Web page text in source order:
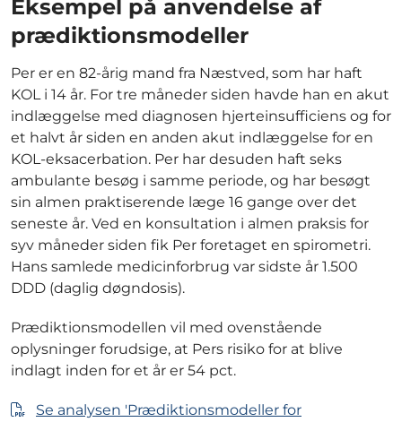
Eksempel på anvendelse af
prædiktionsmodeller
Per er en 82-årig mand fra Næstved, som har haft
KOL i 14 år. For tre måneder siden havde han en akut
indlæggelse med diagnosen hjerteinsufficiens og for
et halvt år siden en anden akut indlæggelse for en
KOL-eksacerbation. Per har desuden haft seks
ambulante besøg i samme periode, og har besøgt
sin almen praktiserende læge 16 gange over det
seneste år. Ved en konsultation i almen praksis for
syv måneder siden fik Per foretaget en spirometri.
Hans samlede medicinforbrug var sidste år 1.500
DDD (daglig døgndosis).
Prædiktionsmodellen vil med ovenstående
oplysninger forudsige, at Pers risiko for at blive
indlagt inden for et år er 54 pct.
Se analysen 'Prædiktionsmodeller for